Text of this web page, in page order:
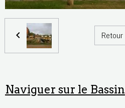
Retour
Naviguer sur le Bassin